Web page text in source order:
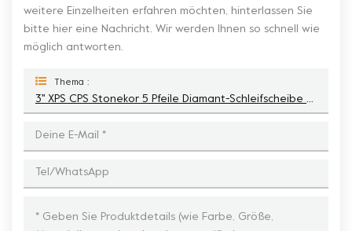
weitere Einzelheiten erfahren möchten, hinterlassen Sie
bitte hier eine Nachricht. Wir werden Ihnen so schnell wie
möglich antworten.
Thema :
3'' XPS CPS Stonekor 5 Pfeile Diamant-Schleifscheibe Mit 1 Pfosten Für Die Betonbodenvorbereitung